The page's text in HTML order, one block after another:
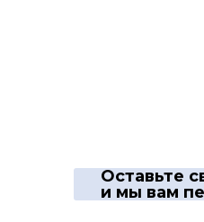
Оставьте
и мы вам